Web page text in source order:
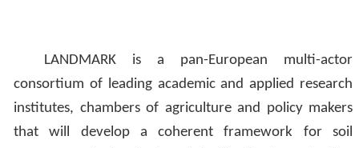
LANDMARK is a pan-European multi-actor
consortium of leading academic and applied research
institutes, chambers of agriculture and policy makers
that will develop a coherent framework for soil